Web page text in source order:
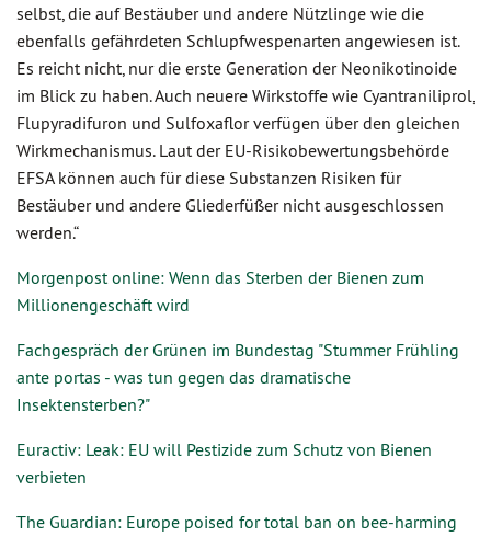
selbst, die auf Bestäuber und andere Nützlinge wie die
ebenfalls gefährdeten Schlupfwespenarten angewiesen ist.
Es reicht nicht, nur die erste Generation der Neonikotinoide
im Blick zu haben. Auch neuere Wirkstoffe wie Cyantraniliprol,
Flupyradifuron und Sulfoxaflor verfügen über den gleichen
Wirkmechanismus. Laut der EU-Risikobewertungsbehörde
EFSA können auch für diese Substanzen Risiken für
Bestäuber und andere Gliederfüßer nicht ausgeschlossen
werden.“
Morgenpost online: Wenn das Sterben der Bienen zum
Millionengeschäft wird
Fachgespräch der Grünen im Bundestag "Stummer Frühling
ante portas - was tun gegen das dramatische
Insektensterben?"
Euractiv: Leak: EU will Pestizide zum Schutz von Bienen
verbieten
The Guardian: Europe poised for total ban on bee-harming